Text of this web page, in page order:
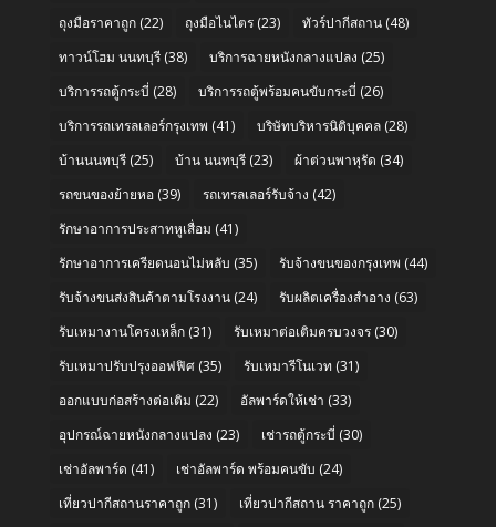
ถุงมือราคาถูก(22) ถุงมือไนไตร(23) ทัวร์ปากีสถาน(48)
ทาวน์โฮม นนทบุรี(38) บริการฉายหนังกลางแปลง (25)
บริการรถตู้กระบี่ (28) บริการรถตู้พร้อมคนขับกระบี่ (26)
บริการรถเทรลเลอร์กรุงเทพ (41) บริษัทบริหารนิติบุคคล(28)
บ้านนนทบุรี(25) บ้าน นนทบุรี(23) ผ้าต่วนพาหุรัด (34)
รถขนของย้ายหอ(39) รถเทรลเลอร์รับจ้าง (42)
รักษาอาการประสาทหูเสื่อม (41)
รักษาอาการเครียดนอนไม่หลับ (35) รับจ้างขนของกรุงเทพ (44)
รับจ้างขนส่งสินค้าตามโรงงาน(24) รับผลิตเครื่องสำอาง (63)
รับเหมางานโครงเหล็ก(31) รับเหมาต่อเติมครบวงจร(30)
รับเหมาปรับปรุงออฟฟิศ(35) รับเหมารีโนเวท (31)
ออกแบบก่อสร้างต่อเติม (22) อัลพาร์ดให้เช่า (33)
อุปกรณ์ฉายหนังกลางแปลง (23) เช่ารถตู้กระบี่ (30)
เช่าอัลพาร์ด (41) เช่าอัลพาร์ด พร้อมคนขับ (24)
เที่ยวปากีสถานราคาถูก(31) เที่ยวปากีสถาน ราคาถูก(25)